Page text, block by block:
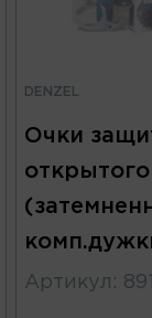
DENZEL
Очки
Артикул :